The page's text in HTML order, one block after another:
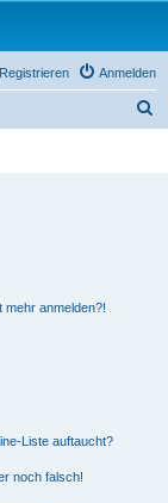
Anmelden
Registrieren
mehr anmelden?!
Liste auftaucht?
noch falsch!